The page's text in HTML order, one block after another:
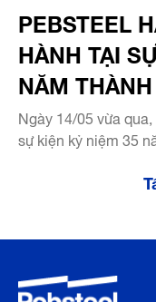
PEBSTEEL
HÀNH TẠI
NĂM
Ngày 14/05 vừa
sự kiện kỷ niệm 35